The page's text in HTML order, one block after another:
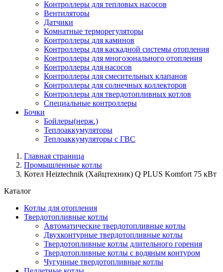
Контроллеры для тепловых насосов
Вентиляторы
Датчики
Комнатные терморегуляторы
Контроллеры для каминов
Контроллеры для каскадной системы отопления
Контроллеры для многозонального отопления
Контроллеры для насосов
Контроллеры для смесительных клапанов
Контроллеры для солнечных коллекторов
Контроллеры для твердотопливных котлов
Специальные контроллеры
Бочки
Бойлеры(нерж.)
Теплоаккумуляторы
Теплоаккумуляторы с ГВС
Главная страница
Промышленные котлы
Котел Heiztechnik (Хайцтехник) Q PLUS Komfort 75 кВт
Каталог
Котлы для отопления
Твердотопливные котлы
Автоматические твердотопливные котлы
Двухконтурные твердотопливные котлы
Твердотопливные котлы длительного горения
Твердотопливные котлы с водяным контуром
Чугунные твердотопливные котлы